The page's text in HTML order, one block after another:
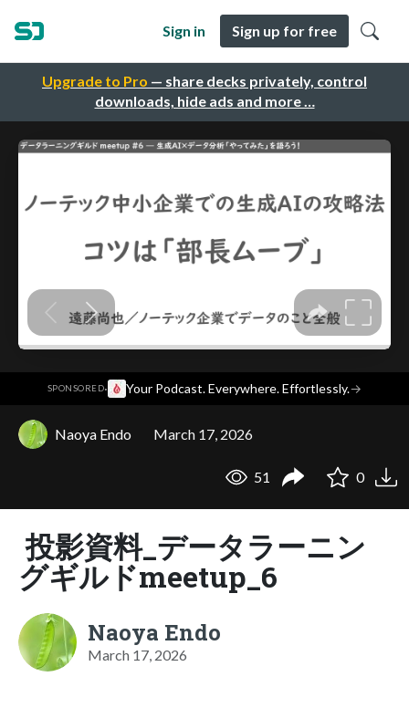
Upgrade to Pro — share decks privately, control
downloads, hide ads and more …
Sign in Sign up for free
SPONSORED· Your Podcast. Everywhere. Effortlessly.→
Naoya Endo March 17, 2026
51 0
投影資料_データラーニン
グギルドmeetup_6
Naoya Endo
March 17, 2026